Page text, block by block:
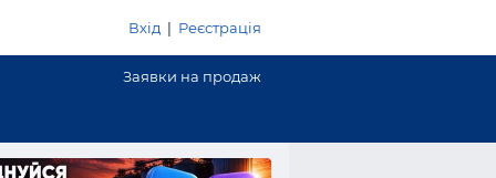
Вхід | Реєстрація
Заявки на продаж